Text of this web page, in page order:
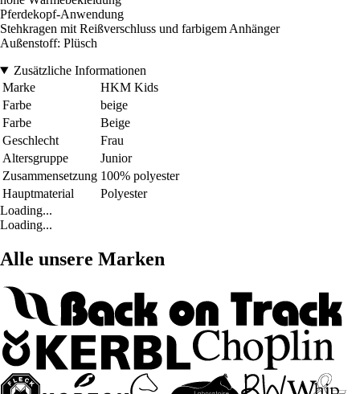
Pferdekopf-Anwendung
Stehkragen mit Reißverschluss und farbigem Anhänger
Außenstoff: Plüsch
Zusätzliche Informationen
Marke
HKM Kids
Farbe
beige
Farbe
Beige
Geschlecht
Frau
Altersgruppe
Junior
Zusammensetzung 100% polyester
Hauptmaterial
Polyester
Loading...
Loading...
Alle unsere Marken